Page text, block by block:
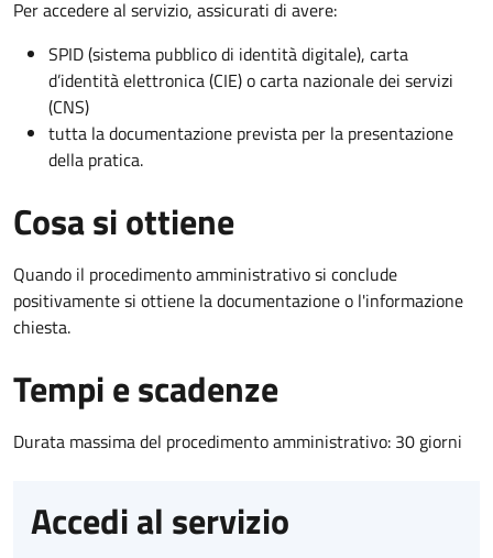
Per accedere al servizio, assicurati di avere:
SPID (sistema pubblico di identità digitale), carta
d’identità elettronica (CIE) o carta nazionale dei servizi
(CNS)
tutta la documentazione prevista per la presentazione
della pratica.
Cosa si ottiene
Quando il procedimento amministrativo si conclude
positivamente si ottiene la documentazione o l'informazione
chiesta.
Tempi e scadenze
Durata massima del procedimento amministrativo: 30 giorni
Accedi al servizio